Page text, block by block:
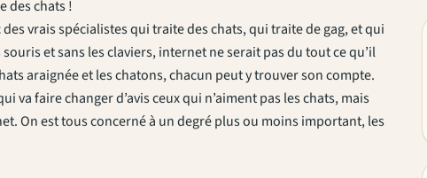
des chats !
vrais spécialistes qui traite des chats, qui traite de gag, et qui
et sans les claviers, internet ne serait pas du tout ce qu’il
araignée et les chatons, chacun peut y trouver son compte.
faire changer d’avis ceux qui n’aiment pas les chats, mais
On est tous concerné à un degré plus ou moins important, les